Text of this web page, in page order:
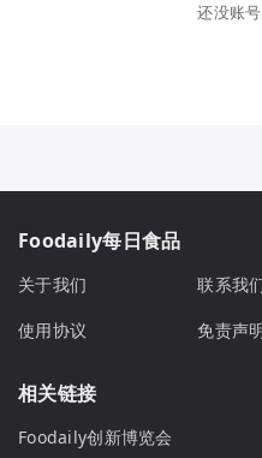
还没账号
Foodaily每日食品
关于我们 联系我
使用协议
免责声
相关链接
Foodaily创新博览会